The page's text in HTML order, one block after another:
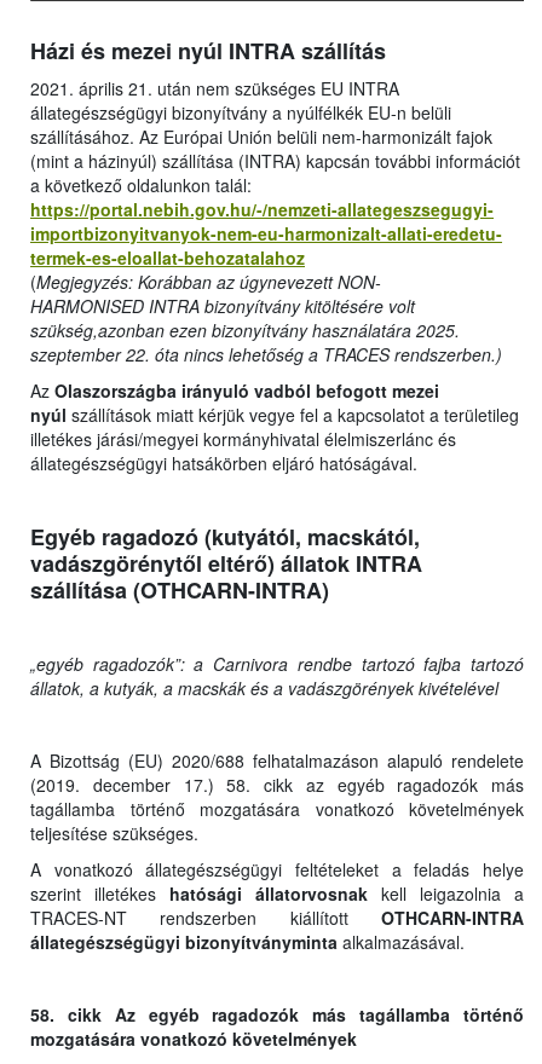
Házi és mezei nyúl INTRA szállítás
2021. április 21. után nem szükséges EU INTRA
állategészségügyi bizonyítvány a nyúlfélkék EU-n belüli
szállításához. Az Európai Unión belüli nem-harmonizált fajok
(mint a házinyúl) szállítása (INTRA) kapcsán további információt
a következő oldalunkon talál:
https://portal.nebih.gov.hu/-/nemzeti-allategeszsegugyi-
importbizonyitvanyok-nem-eu-harmonizalt-allati-eredetu-
termek-es-eloallat-behozatalahoz
(Megjegyzés: Korábban az úgynevezett NON-
HARMONISED INTRA bizonyítvány kitöltésére volt
szükség,azonban ezen bizonyítvány használatára 2025.
szeptember 22. óta nincs lehetőség a TRACES rendszerben.)
Az Olaszországba irányuló vadból befogott mezei
nyúl szállítások miatt kérjük vegye fel a kapcsolatot a területileg
illetékes járási/megyei kormányhivatal élelmiszerlánc és
állategészségügyi hatsákörben eljáró hatóságával.
Egyéb ragadozó (kutyától, macskától,
vadászgörénytől eltérő) állatok INTRA
szállítása (OTHCARN-INTRA)
„egyéb ragadozók”: a Carnivora rendbe tartozó fajba tartozó
állatok, a kutyák, a macskák és a vadászgörények kivételével
A Bizottság (EU) 2020/688 felhatalmazáson alapuló rendelete
(2019. december 17.) 58. cikk az egyéb ragadozók más
tagállamba történő mozgatására vonatkozó követelmények
teljesítése szükséges.
A vonatkozó állategészségügyi feltételeket a feladás helye
szerint illetékes hatósági állatorvosnak kell leigazolnia a
TRACES-NT rendszerben kiállított OTHCARN-INTRA
állategészségügyi bizonyítványminta alkalmazásával.
58. cikk Az egyéb ragadozók más tagállamba történő
mozgatására vonatkozó követelmények